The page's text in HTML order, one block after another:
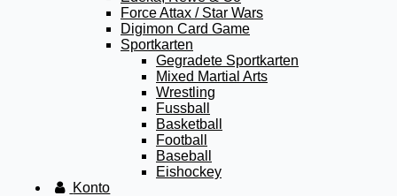
Force Attax / Star Wars
Digimon Card Game
Sportkarten
Gegradete Sportkarten
Mixed Martial Arts
Wrestling
Fussball
Basketball
Football
Baseball
Eishockey
Konto